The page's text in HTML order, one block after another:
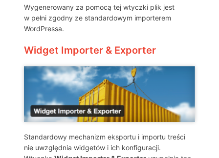
Wygenerowany za pomocą tej wtyczki plik jest
w pełni zgodny ze standardowym importerem
WordPressa.
Widget Importer & Exporter
Standardowy mechanizm eksportu i importu treści
nie uwzględnia widgetów i ich konfiguracji.